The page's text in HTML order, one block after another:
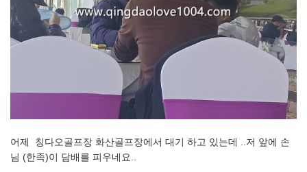
어제 칭다오골프장 화산골프장에서 대기 하고 있는데 ..저 앞에 손
님 (한족)이 담배를 피우네요..